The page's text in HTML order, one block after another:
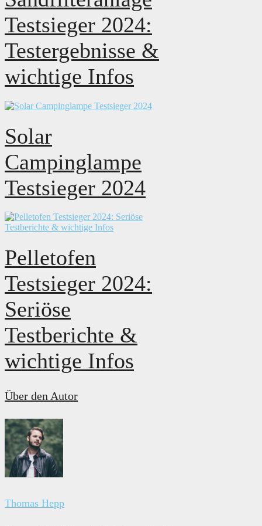
Testsieger 2024:
Testergebnisse &
wichtige Infos
Solar
Campinglampe
Testsieger 2024
Pelletofen
Testsieger 2024:
Seriöse
Testberichte &
wichtige Infos
Über den Autor
Thomas Hepp